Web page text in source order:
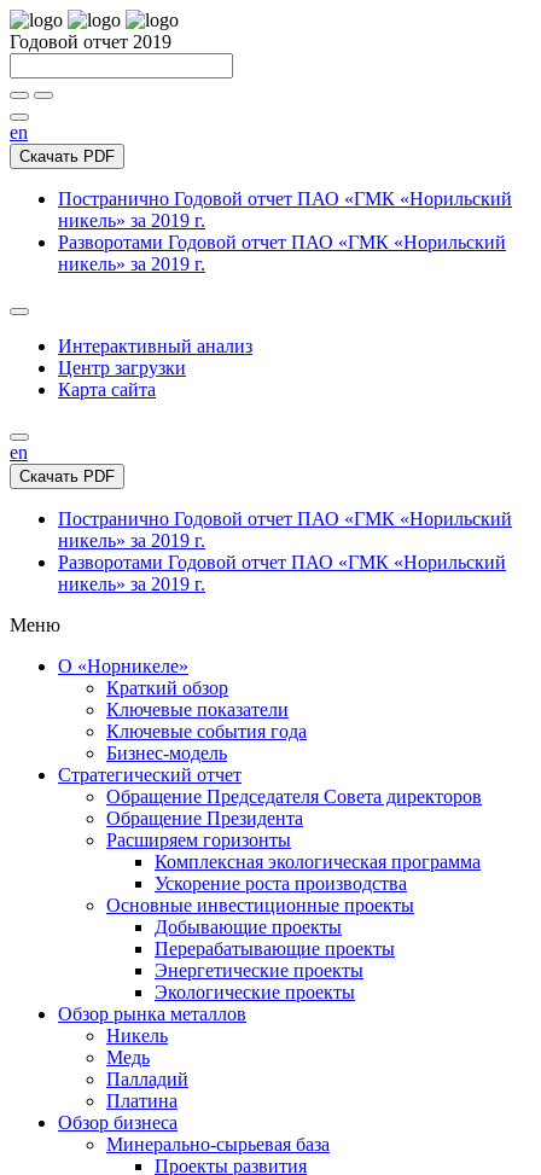
Годовой отчет 2019
en
Скачать PDF
Постранично Годовой отчет ПАО «ГМК «Норильский
никель» за 2019 г.
Разворотами Годовой отчет ПАО «ГМК «Норильский
никель» за 2019 г.
Интерактивный анализ
Центр загрузки
Карта сайта
en
Скачать PDF
Постранично Годовой отчет ПАО «ГМК «Норильский
никель» за 2019 г.
Разворотами Годовой отчет ПАО «ГМК «Норильский
никель» за 2019 г.
Меню
О «Норникеле»
Краткий обзор
Ключевые показатели
Ключевые события года
Бизнес-модель
Стратегический отчет
Обращение Председателя Совета директоров
Обращение Президента
Расширяем горизонты
Комплексная экологическая программа
Ускорение роста производства
Основные инвестиционные проекты
Добывающие проекты
Перерабатывающие проекты
Энергетические проекты
Экологические проекты
Обзор рынка металлов
Никель
Медь
Палладий
Платина
Обзор бизнеса
Минерально-сырьевая база
Проекты развития